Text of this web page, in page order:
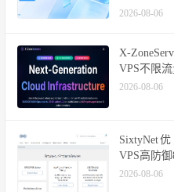
2026-08-06
X-
VPS不限
2026-08-06
SixtyNet
VPS高防
2026-08-06